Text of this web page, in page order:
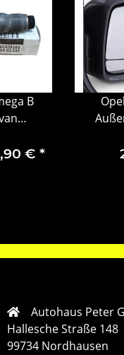
B
€ *
Autohaus Peter
Hallesche Straße 148
99734 Nordhausen